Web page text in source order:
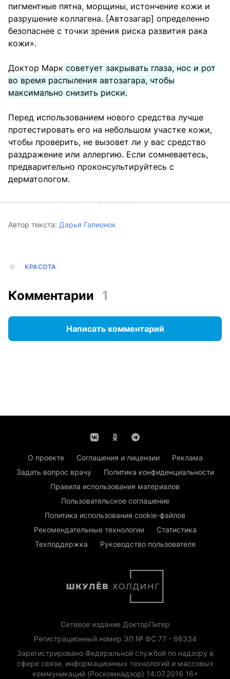
пигментные пятна, морщины, истончение кожи и
разрушение коллагена. [Автозагар] определенно
безопаснее с точки зрения риска развития рака
кожи».
Доктор Марк советует закрывать глаза, нос и рот
во время распыления автозагара, чтобы
максимально снизить риски.
Перед использованием нового средства лучше
протестировать его на небольшом участке кожи,
чтобы проверить, не вызовет ли у вас средство
раздражение или аллергию. Если сомневаетесь,
предварительно проконсультируйтесь с
дерматологом.
Автор текста: Дарья Гапионок
КРАСОТА
Комментарии 1
Написать комментарий
О проекте Соглашения и лицензии
Реклама
Задать вопрос врачу
Политика конфиденциальности
Правила использования материалов
Пользовательское соглашение
Политика использования cookie-файлов
Рекомендательные технологии
Статистика
Техподдержка
Руководство пользователя
Сетевое издание ДокторПитер
Регистрационный номер ЭЛ № ФС 77 - 66334
Зарегистрировано Федеральной службой по надзору в
сфере связи, информационных технологий и массовых
коммуникаций (Роскомнадзор) 14.07.2016 16+